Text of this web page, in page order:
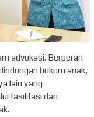
advokasi. Berperan
hukum anak,
lain yang
fasilitasi dan